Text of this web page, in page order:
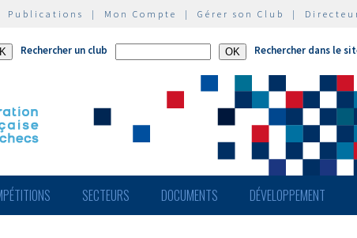
Publications | Mon Compte | Gérer son Club |
Rechercher un club Rechercher dans le
SECTEURS DOCUMENTS DÉVELOPPEMENT